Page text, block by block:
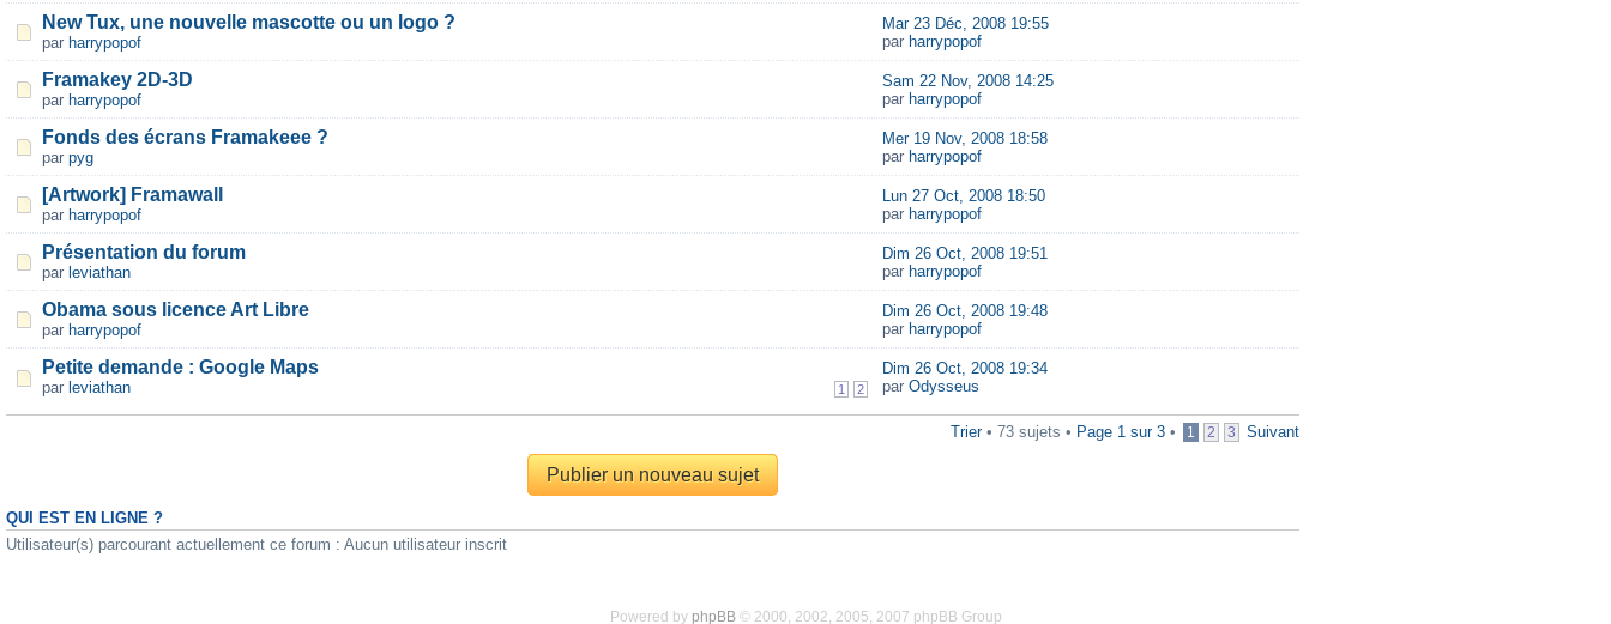
New Tux, une nouvelle mascotte ou un logo ?
par harrypopof
Mar 23 Déc, 2008 19:55
par harrypopof
Framakey 2D-3D
par harrypopof
Sam 22 Nov, 2008 14:25
par harrypopof
Fonds des écrans Framakeee ?
par pyg
Mer 19 Nov, 2008 18:58
par harrypopof
[Artwork] Framawall
par harrypopof
Lun 27 Oct, 2008 18:50
par harrypopof
Présentation du forum
par leviathan
Dim 26 Oct, 2008 19:51
par harrypopof
Obama sous licence Art Libre
par harrypopof
Dim 26 Oct, 2008 19:48
par harrypopof
Petite demande : Google Maps
1 2
par leviathan
Dim 26 Oct, 2008 19:34
par Odysseus
Trier• 73 sujets • Page 1 sur 3 • 1 2 3 Suivant
Publier un nouveau sujet
QUI EST EN LIGNE ?
Utilisateur(s) parcourant actuellement ce forum : Aucun utilisateur inscrit
Powered by phpBB© 2000, 2002, 2005, 2007 phpBB Group